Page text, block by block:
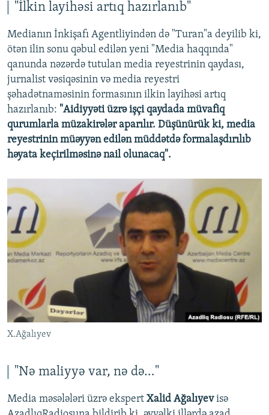
"İlkin layihəsi artıq hazırlanıb"
Medianın İnkişafı Agentliyindən də "Turan"a deyilib ki,
ötən ilin sonu qəbul edilən yeni "Media haqqında"
qanunda nəzərdə tutulan media reyestrinin qaydası,
jurnalist vəsiqəsinin və media reyestri
şəhadətnaməsinin formasının ilkin layihəsi artıq
hazırlanıb: "Aidiyyəti üzrə işçi qaydada müvafiq
qurumlarla müzakirələr aparılır. Düşünürük ki, media
reyestrinin müəyyən edilən müddətdə formalaşdırılıb
həyata keçirilməsinə nail olunacaq".
X.Ağalıyev
"Nə maliyyə var, nə də…"
Media məsələləri üzrə ekspert Xalid Ağalıyevisə